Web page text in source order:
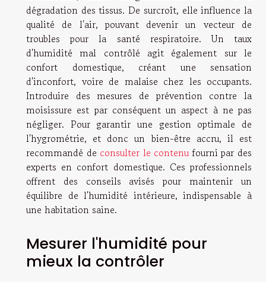
dégradation des tissus. De surcroît, elle influence la
qualité de l'air, pouvant devenir un vecteur de
troubles pour la santé respiratoire. Un taux
d'humidité mal contrôlé agit également sur le
confort domestique, créant une sensation
d'inconfort, voire de malaise chez les occupants.
Introduire des mesures de prévention contre la
moisissure est par conséquent un aspect à ne pas
négliger. Pour garantir une gestion optimale de
l'hygrométrie, et donc un bien-être accru, il est
recommandé de consulter le contenu fourni par des
experts en confort domestique. Ces professionnels
offrent des conseils avisés pour maintenir un
équilibre de l'humidité intérieure, indispensable à
une habitation saine.
Mesurer l'humidité pour
mieux la contrôler